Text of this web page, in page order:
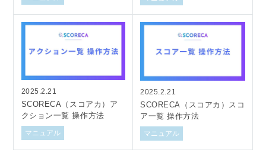
2025.2.21
SCORECA（スコアカ）ア
クション一覧 操作方法
マニュアル
2025.2.21
SCORECA（スコアカ）スコ
ア一覧 操作方法
マニュアル